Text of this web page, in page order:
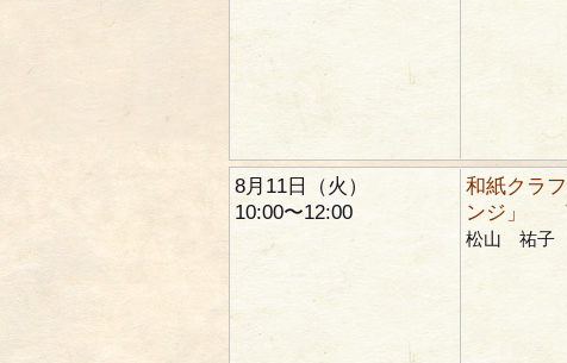
8月11日（火）
10:00〜12:00
和紙クラ
ンジ」
松山 祐子